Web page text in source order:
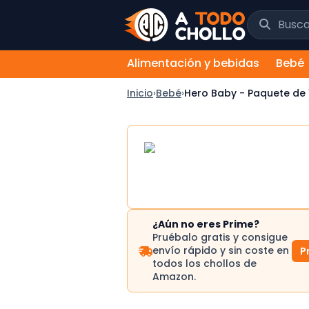
Buscar
Alimentación y bebidas Bebé
Inicio›Bebé›Hero Baby - Paquete
¿Aún no eres Prime?
Pruébalo gratis y consigue
envío rápido y sin coste en
todos los chollos de
Amazon.